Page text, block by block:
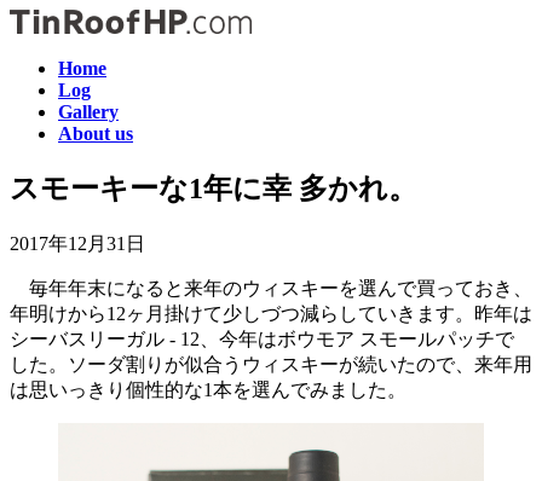
コ
キ
プ
ナ
に
動
Home
Log
Gallery
About us
スモーキーな1年に幸 多かれ。
2017年12月31日
毎年年末になると来年のウィスキーを選んで買っておき、
年明けから12ヶ月掛けて少しづつ減らしていきます。昨年は
シーバスリーガル - 12、今年はボウモア スモールパッチで
した。ソーダ割りが似合うウィスキーが続いたので、来年用
は思いっきり個性的な1本を選んでみました。